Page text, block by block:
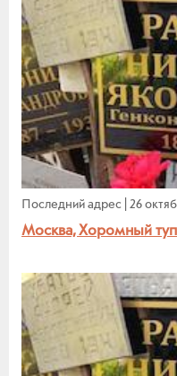
Последний адрес 26
Москва, Хоромный